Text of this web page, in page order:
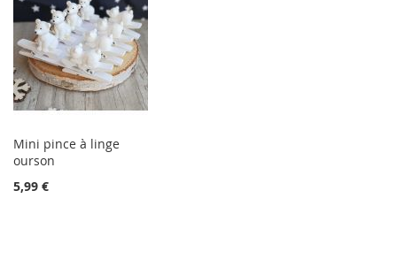
Mini pince à linge
ourson
5,99 €